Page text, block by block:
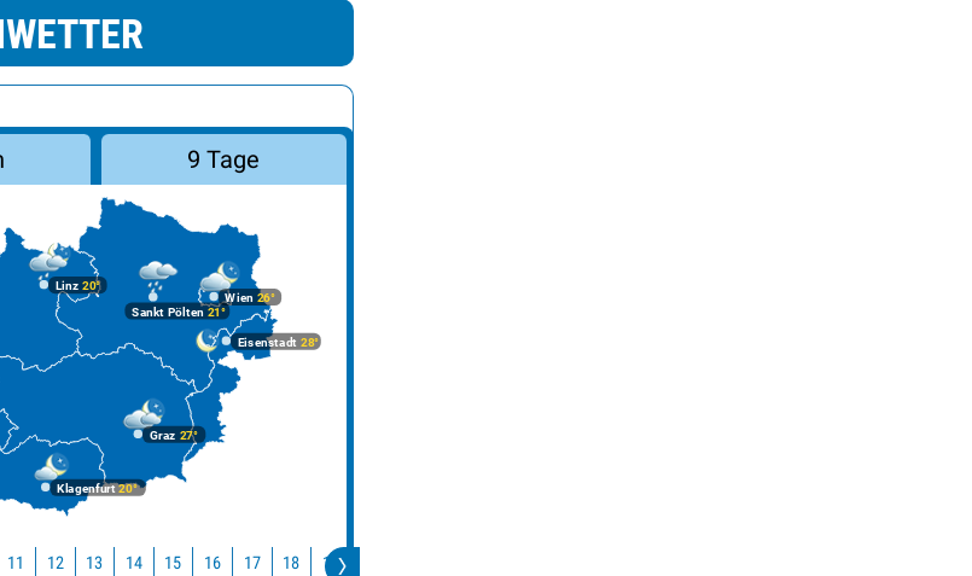
9 Tage
Graz 27°
Klagenfurt20°
Linz 20°
Wien 26°
Eisenstadt 28°
Sankt Pölten 21°
11 12 13 14 15 16 17 18 19